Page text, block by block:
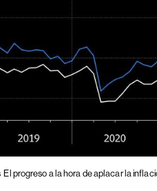
El progreso a la hora de aplacar la